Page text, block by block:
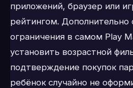
приложений, браузер или
рейтингом. Дополнительно
ограничения в самом Play
установить возрастной
подтверждение покупок
ребёнок случайно не